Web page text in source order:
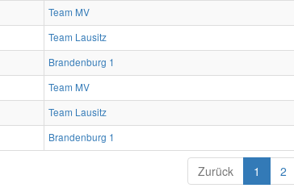
Team MV
Team Lausitz
Brandenburg 1
Team MV
Team Lausitz
Brandenburg 1
Zurück 1 2